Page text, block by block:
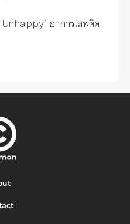
อาการเสพติด